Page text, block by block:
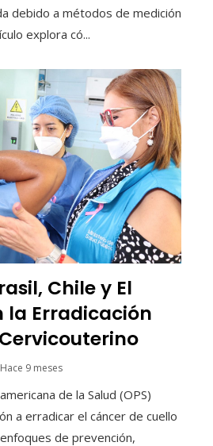
debido a métodos de medición
explora có...
Chile y El
la Erradicación
Hace 9 meses
de la Salud (OPS)
a erradicar el cáncer de cuello
de prevención,